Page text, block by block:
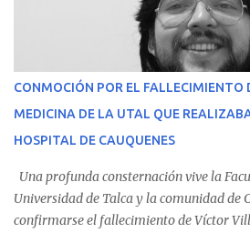
CONMOCIÓN POR EL FALLECIMIENTO
MEDICINA DE LA UTAL QUE
HOSPITAL DE CAUQUENES
Una profunda consternación vive la
Universidad de Talca y la comunidad de
confirmarse el fallecimiento de Víctor